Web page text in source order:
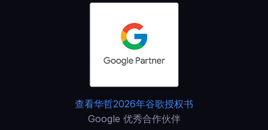
查看华哲2026年谷歌授权书
Google 优秀合作伙伴